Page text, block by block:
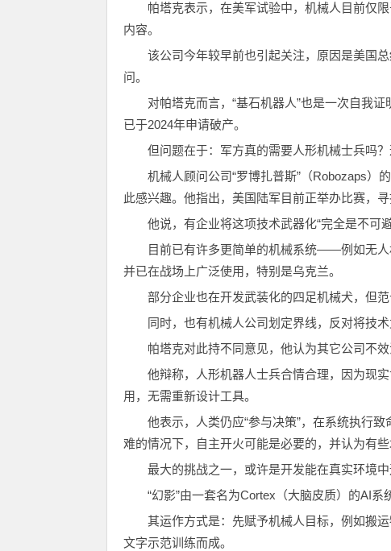
帕塔克表示，在美军试验中，机械人目前仅
内容。
该公司今年较早前也引起关注，原因是美国
问。
对帕塔克而言，“基石机器人”也是一次自我
已于2024年申请破产。
但问题在于：军方真的需要人形机械士兵吗
机械人顾问公司“罗博扎普斯”（Robozaps）
此感兴趣。他指出，美国陆军目前正举办比赛，
他说，有企业将这项技术武器化“完全是不可避
目前已有许多更简单的机械系统——例如无
并已在战场上广泛使用，特别是乌克兰。
部分企业也在开发武装化的四足机械犬，但
同时，也有机械人公司划定界线，反对将技
帕塔克对此持不同意见，他认为其它公司不效
他辩称，人形机器人士兵合情合理，因为现
用，无需重新设计工具。
他表示，人类仍应“参与决策”，在系统执行
难的情况下，自主开火可能是必要的，并认为有
最大的挑战之一，或许是开发能在真实环境
“幻影”由一套名为Cortex（大脑皮质）的AI系
其运作方式是：先赋予机械人目标，例如搬
文字示范训练而成。